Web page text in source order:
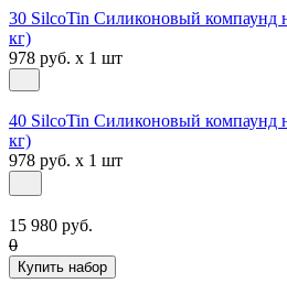
30 SilcoTin Силиконовый компаунд
кг)
978 руб. x 1 шт
40 SilcoTin Силиконовый компаунд
кг)
978 руб. x 1 шт
15 980 руб.
0
Купить набор